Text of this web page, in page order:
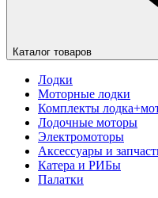
Каталог товаров
Лодки
Моторные лодки
Комплекты
Лодочные моторы
Электромоторы
Аксессуары и
Катера и РИБы
Палатки